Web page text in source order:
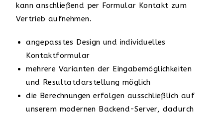
kann anschließend per Formular Kontakt zum
Vertrieb aufnehmen.
angepasstes Design und individuelles
Kontaktformular
mehrere Varianten der Eingabemöglichkeiten
und Resultatdarstellung möglich
die Berechnungen erfolgen ausschließlich auf
unserem modernen Backend-Server, dadurch